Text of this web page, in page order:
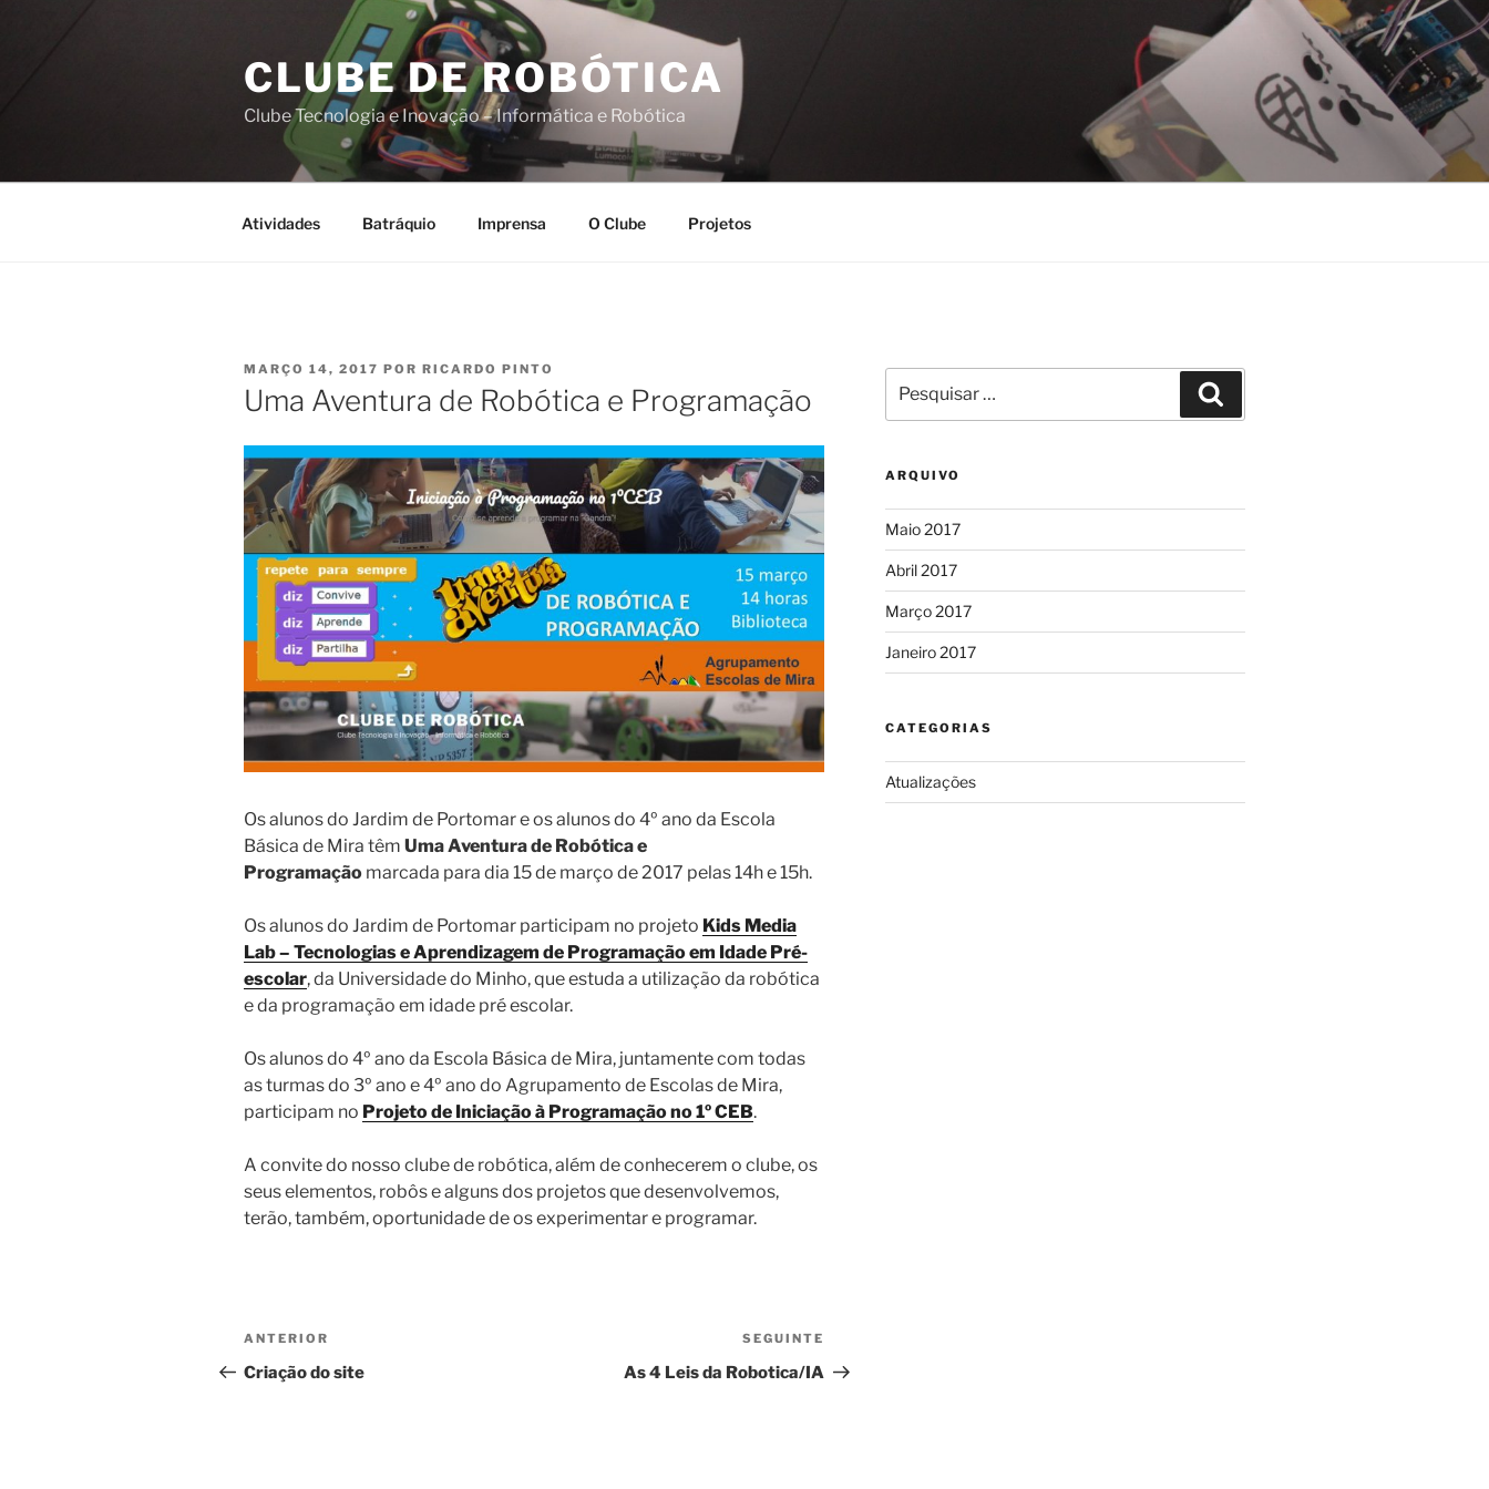
CLUBE DE ROBÓTICA
Clube Tecnologia e Inovação – Informática e Robótica
Atividades Batráquio Imprensa O Clube Projetos
PUBLICADO
EM
MARÇO 14, 2017 POR RICARDO PINTO
Uma Aventura de Robótica e Programação
Os alunos do Jardim de Portomar e os alunos do 4º ano da Escola
Básica de Mira têm Uma Aventura de Robótica e
Programação marcada para dia 15 de março de 2017 pelas 14h e 15h.
Os alunos do Jardim de Portomar participam no projeto Kids Media
Lab – Tecnologias e Aprendizagem de Programação em Idade Pré-
escolar, da Universidade do Minho, que estuda a utilização da robótica
e da programação em idade pré escolar.
Os alunos do 4º ano da Escola Básica de Mira, juntamente com todas
as turmas do 3º ano e 4º ano do Agrupamento de Escolas de Mira,
participam no Projeto de Iniciação à Programação no 1º CEB.
A convite do nosso clube de robótica, além de conhecerem o clube, os
seus elementos, robôs e alguns dos projetos que desenvolvemos,
terão, também, oportunidade de os experimentar e programar.
Navegação
de
Conteúdo
anterior
ANTERIOR
Criação do site
seguinte
SEGUINTE
As 4 Leis da Robotica/IA
por:
ARQUIVO
Maio 2017
Abril 2017
Março 2017
Janeiro 2017
CATEGORIAS
Atualizações